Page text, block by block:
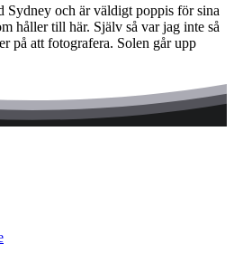
Sydney och är väldigt poppis för sina
håller till här. Själv så var jag inte så
på att fotografera. Solen går upp